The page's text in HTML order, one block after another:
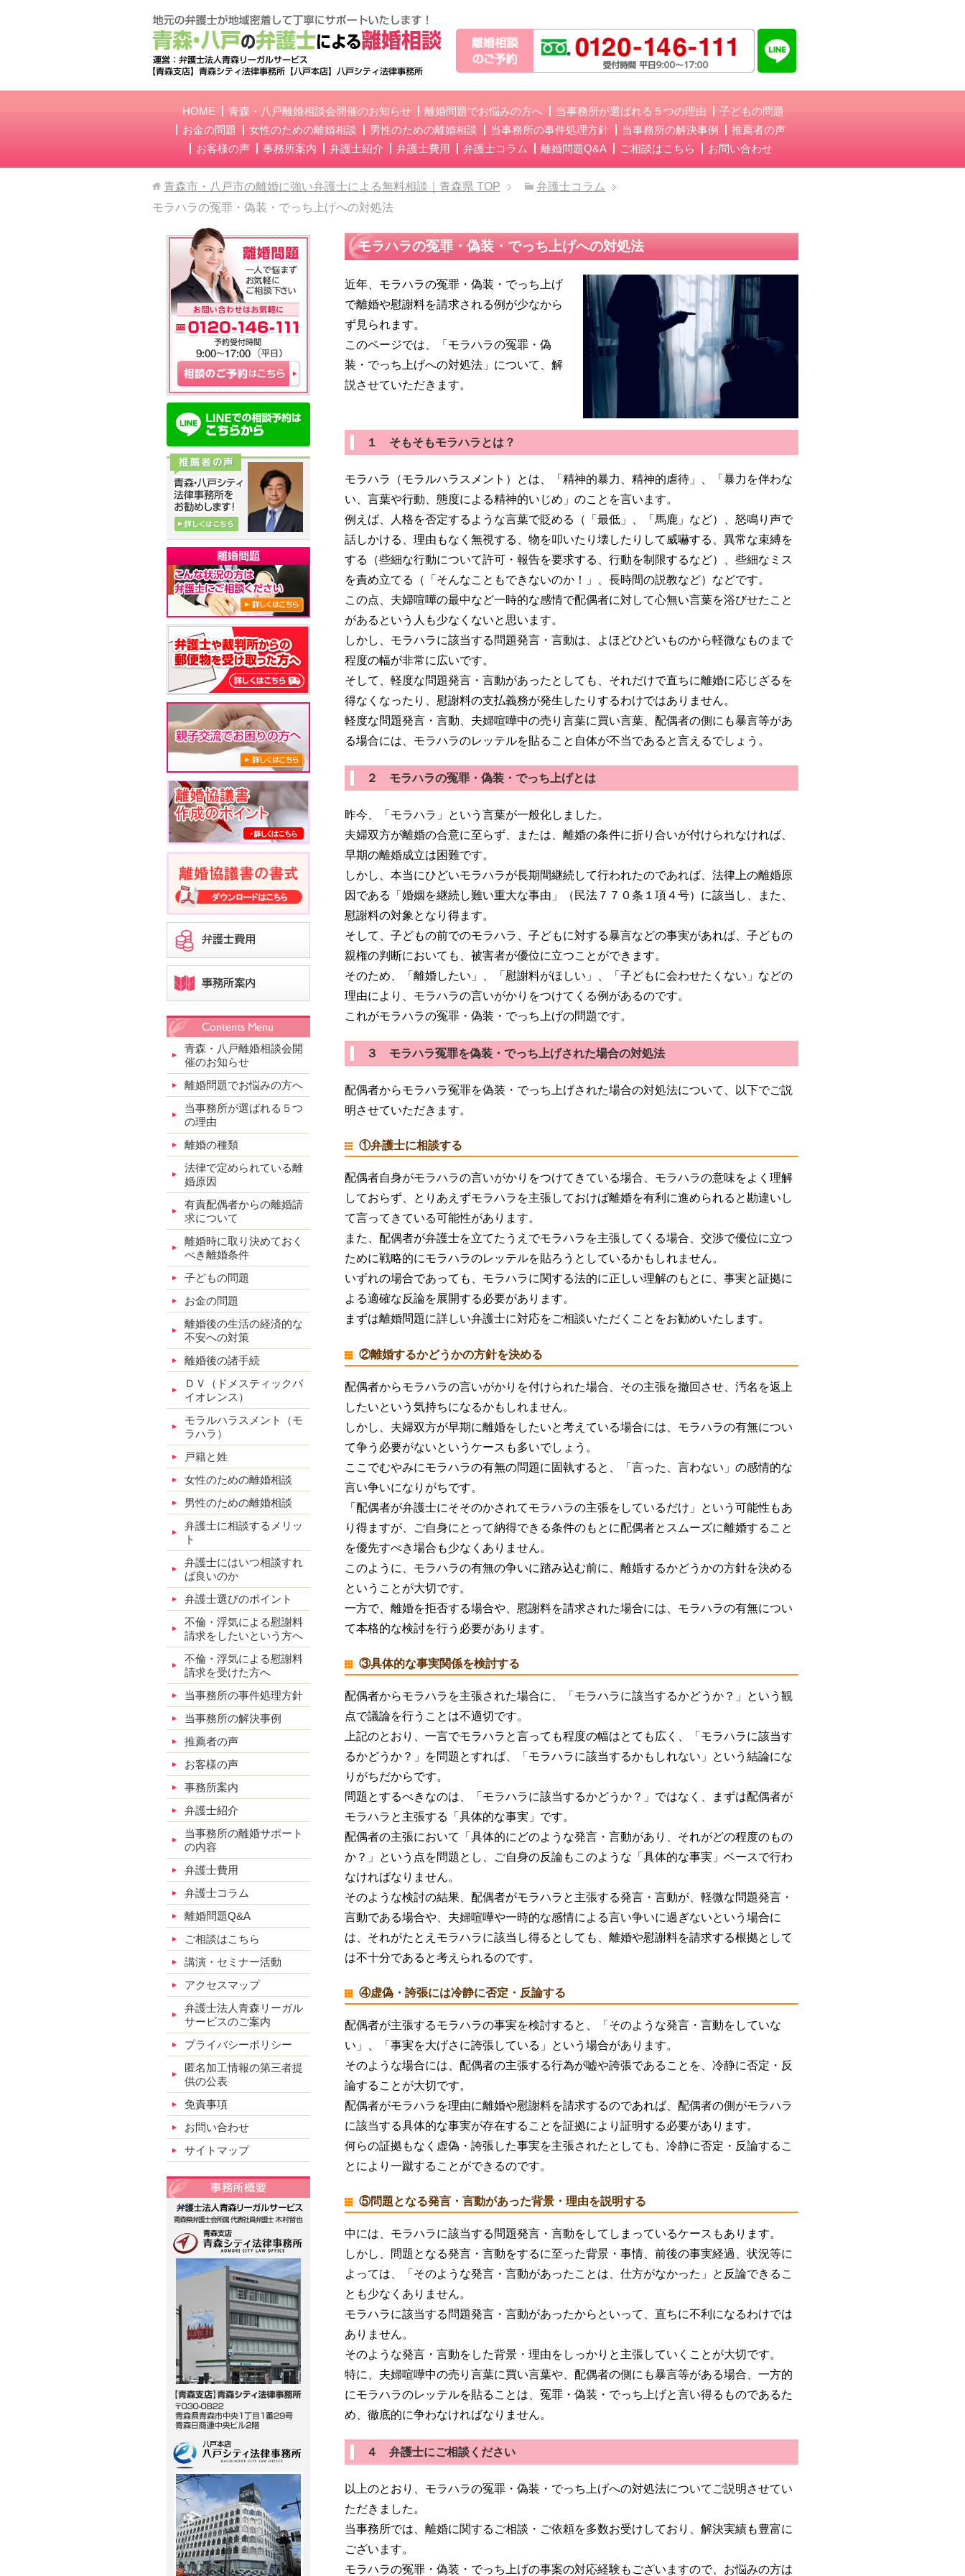
HOME 青森・八戸離婚相談会開催のお知らせ 離婚問題でお悩みの方へ 当事務所が選ばれる５つの理由
子どもの問題
お金の問題
女性のための離婚相談 男性のための離婚相談 当事務所の事件処理方針 当事務所の解決事例
推薦者の声
お客様の声
事務所案内 弁護士紹介 弁護士費用 弁護士コラム 離婚問題Q&A ご相談はこちら お問い合わせ
青森市・八戸市の離婚に強い弁護士による無料相談｜青森県 TOP
弁護士コラム
モラハラの冤罪・偽装・でっち上げへの対処法
モラハラの冤罪・偽装・でっち上げへの対処法
近年、モラハラの冤罪・偽装・でっち上げ
で離婚や慰謝料を請求される例が少なから
ず見られます。
このページでは、「モラハラの冤罪・偽
装・でっち上げへの対処法」について、解
説させていただきます。
１ そもそもモラハラとは？
モラハラ（モラルハラスメント）とは、「精神的暴力、精神的虐待」、「暴力を伴わな
い、言葉や行動、態度による精神的いじめ」のことを言います。
例えば、人格を否定するような言葉で貶める（「最低」、「馬鹿」など）、怒鳴り声で
話しかける、理由もなく無視する、物を叩いたり壊したりして威嚇する、異常な束縛を
する（些細な行動について許可・報告を要求する、行動を制限するなど）、些細なミス
を責め立てる（「そんなこともできないのか！」、長時間の説教など）などです。
この点、夫婦喧嘩の最中など一時的な感情で配偶者に対して心無い言葉を浴びせたこと
があるという人も少なくないと思います。
しかし、モラハラに該当する問題発言・言動は、よほどひどいものから軽微なものまで
程度の幅が非常に広いです。
そして、軽度な問題発言・言動があったとしても、それだけで直ちに離婚に応じざるを
得なくなったり、慰謝料の支払義務が発生したりするわけではありません。
軽度な問題発言・言動、夫婦喧嘩中の売り言葉に買い言葉、配偶者の側にも暴言等があ
る場合には、モラハラのレッテルを貼ること自体が不当であると言えるでしょう。
２ モラハラの冤罪・偽装・でっち上げとは
昨今、「モラハラ」という言葉が一般化しました。
夫婦双方が離婚の合意に至らず、または、離婚の条件に折り合いが付けられなければ、
早期の離婚成立は困難です。
しかし、本当にひどいモラハラが長期間継続して行われたのであれば、法律上の離婚原
因である「婚姻を継続し難い重大な事由」（民法７７０条１項４号）に該当し、また、
慰謝料の対象となり得ます。
そして、子どもの前でのモラハラ、子どもに対する暴言などの事実があれば、子どもの
親権の判断においても、被害者が優位に立つことができます。
そのため、「離婚したい」、「慰謝料がほしい」、「子どもに会わせたくない」などの
理由により、モラハラの言いがかりをつけてくる例があるのです。
これがモラハラの冤罪・偽装・でっち上げの問題です。
３ モラハラ冤罪を偽装・でっち上げされた場合の対処法
配偶者からモラハラ冤罪を偽装・でっち上げされた場合の対処法について、以下でご説
明させていただきます。
①弁護士に相談する
配偶者自身がモラハラの言いがかりをつけてきている場合、モラハラの意味をよく理解
しておらず、とりあえずモラハラを主張しておけば離婚を有利に進められると勘違いし
て言ってきている可能性があります。
また、配偶者が弁護士を立てたうえでモラハラを主張してくる場合、交渉で優位に立つ
ために戦略的にモラハラのレッテルを貼ろうとしているかもしれません。
いずれの場合であっても、モラハラに関する法的に正しい理解のもとに、事実と証拠に
よる適確な反論を展開する必要があります。
まずは離婚問題に詳しい弁護士に対応をご相談いただくことをお勧めいたします。
②離婚するかどうかの方針を決める
配偶者からモラハラの言いがかりを付けられた場合、その主張を撤回させ、汚名を返上
したいという気持ちになるかもしれません。
しかし、夫婦双方が早期に離婚をしたいと考えている場合には、モラハラの有無につい
て争う必要がないというケースも多いでしょう。
ここでむやみにモラハラの有無の問題に固執すると、「言った、言わない」の感情的な
言い争いになりがちです。
「配偶者が弁護士にそそのかされてモラハラの主張をしているだけ」という可能性もあ
り得ますが、ご自身にとって納得できる条件のもとに配偶者とスムーズに離婚すること
を優先すべき場合も少なくありません。
このように、モラハラの有無の争いに踏み込む前に、離婚するかどうかの方針を決める
ということが大切です。
一方で、離婚を拒否する場合や、慰謝料を請求された場合には、モラハラの有無につい
て本格的な検討を行う必要があります。
③具体的な事実関係を検討する
配偶者からモラハラを主張された場合に、「モラハラに該当するかどうか？」という観
点で議論を行うことは不適切です。
上記のとおり、一言でモラハラと言っても程度の幅はとても広く、「モラハラに該当す
るかどうか？」を問題とすれば、「モラハラに該当するかもしれない」という結論にな
りがちだからです。
問題とするべきなのは、「モラハラに該当するかどうか？」ではなく、まずは配偶者が
モラハラと主張する「具体的な事実」です。
配偶者の主張において「具体的にどのような発言・言動があり、それがどの程度のもの
か？」という点を問題とし、ご自身の反論もこのような「具体的な事実」ベースで行わ
なければなりません。
そのような検討の結果、配偶者がモラハラと主張する発言・言動が、軽微な問題発言・
言動である場合や、夫婦喧嘩や一時的な感情による言い争いに過ぎないという場合に
は、それがたとえモラハラに該当し得るとしても、離婚や慰謝料を請求する根拠として
は不十分であると考えられるのです。
④虚偽・誇張には冷静に否定・反論する
配偶者が主張するモラハラの事実を検討すると、「そのような発言・言動をしていな
い」、「事実を大げさに誇張している」という場合があります。
そのような場合には、配偶者の主張する行為が嘘や誇張であることを、冷静に否定・反
論することが大切です。
配偶者がモラハラを理由に離婚や慰謝料を請求するのであれば、配偶者の側がモラハラ
に該当する具体的な事実が存在することを証拠により証明する必要があります。
何らの証拠もなく虚偽・誇張した事実を主張されたとしても、冷静に否定・反論するこ
とにより一蹴することができるのです。
⑤問題となる発言・言動があった背景・理由を説明する
中には、モラハラに該当する問題発言・言動をしてしまっているケースもあります。
しかし、問題となる発言・言動をするに至った背景・事情、前後の事実経過、状況等に
よっては、「そのような発言・言動があったことは、仕方がなかった」と反論できるこ
とも少なくありません。
モラハラに該当する問題発言・言動があったからといって、直ちに不利になるわけでは
ありません。
そのような発言・言動をした背景・理由をしっかりと主張していくことが大切です。
特に、夫婦喧嘩中の売り言葉に買い言葉や、配偶者の側にも暴言等がある場合、一方的
にモラハラのレッテルを貼ることは、冤罪・偽装・でっち上げと言い得るものであるた
め、徹底的に争わなければなりません。
４ 弁護士にご相談ください
以上のとおり、モラハラの冤罪・偽装・でっち上げへの対処法についてご説明させてい
ただきました。
当事務所では、離婚に関するご相談・ご依頼を多数お受けしており、解決実績も豊富に
ございます。
モラハラの冤罪・偽装・でっち上げの事案の対応経験もございますので、お悩みの方は
青森・八戸離婚相談会開
催のお知らせ
離婚問題でお悩みの方へ
当事務所が選ばれる５つ
の理由
離婚の種類
法律で定められている離
婚原因
有責配偶者からの離婚請
求について
離婚時に取り決めておく
べき離婚条件
子どもの問題
お金の問題
離婚後の生活の経済的な
不安への対策
離婚後の諸手続
ＤＶ（ドメスティックバ
イオレンス）
モラルハラスメント（モ
ラハラ）
戸籍と姓
女性のための離婚相談
男性のための離婚相談
弁護士に相談するメリッ
ト
弁護士にはいつ相談すれ
ば良いのか
弁護士選びのポイント
不倫・浮気による慰謝料
請求をしたいという方へ
不倫・浮気による慰謝料
請求を受けた方へ
当事務所の事件処理方針
当事務所の解決事例
推薦者の声
お客様の声
事務所案内
弁護士紹介
当事務所の離婚サポート
の内容
弁護士費用
弁護士コラム
離婚問題Q&A
ご相談はこちら
講演・セミナー活動
アクセスマップ
弁護士法人青森リーガル
サービスのご案内
プライバシーポリシー
匿名加工情報の第三者提
供の公表
免責事項
お問い合わせ
サイトマップ